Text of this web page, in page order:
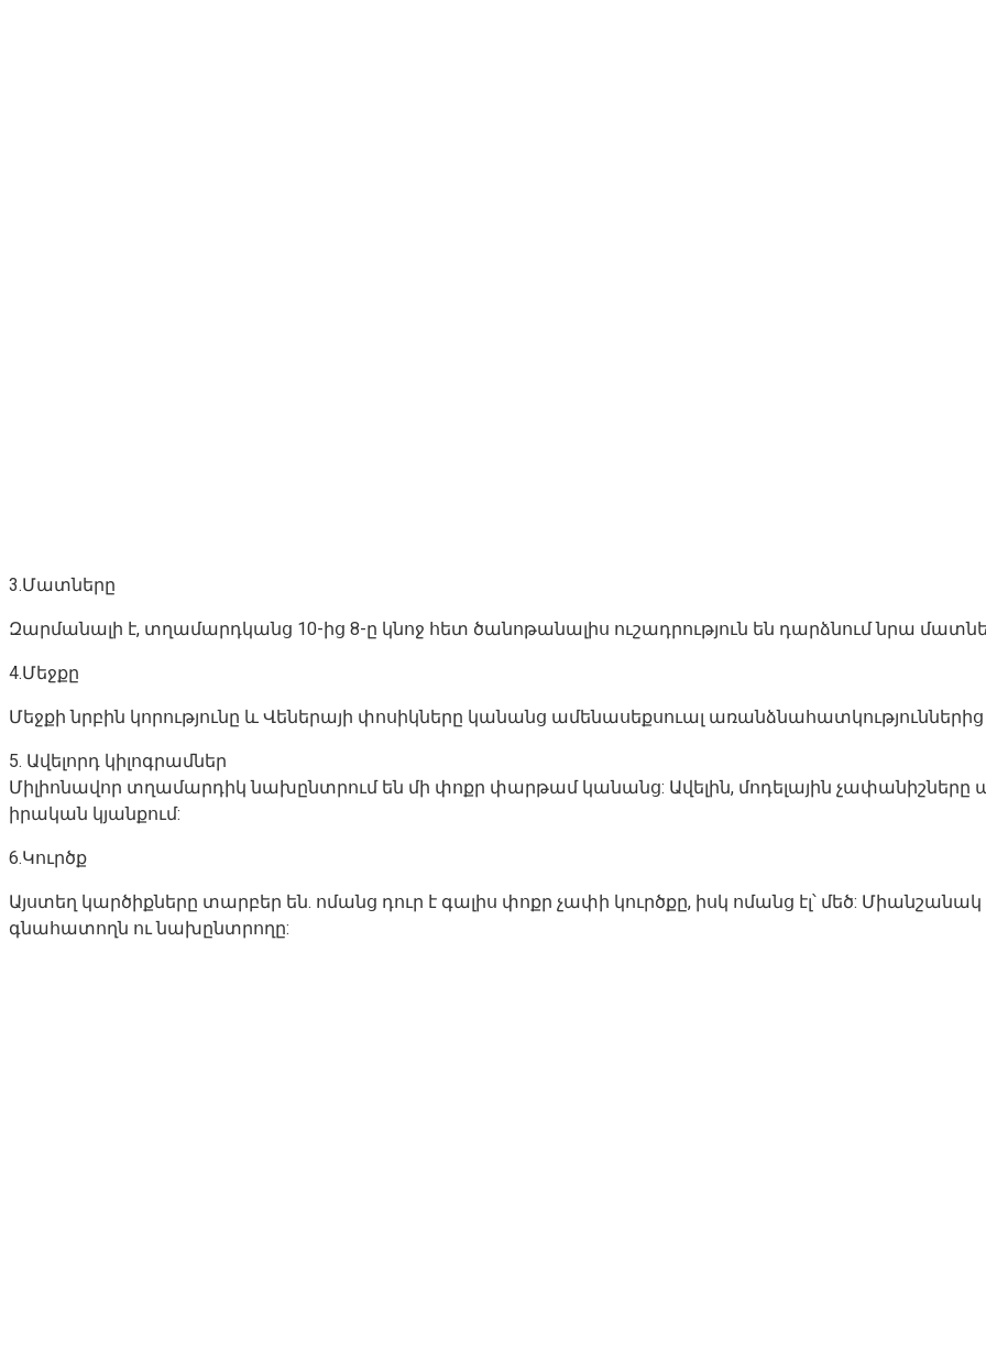
3.Մատները
Զարմանալի է, տղամարդկանց 10-ից 8-ը կնոջ հետ ծանոթանալիս ուշադրություն են դարձնում նրա
4.Մեջքը
Մեջքի նրբին կորությունը և Վեներայի փոսիկները կանանց ամենասեքսուալ առանձնահատկություններից
5. Ավելորդ կիլոգրամներ
Միլիոնավոր տղամարդիկ նախընտրում են մի փոքր փարթամ կանանց: Ավելին, մոդելային չափանիշները
իրական կյանքում:
6.Կուրծք
Այստեղ կարծիքները տարբեր են. ոմանց դուր է գալիս փոքր չափի կուրծքը, իսկ ոմանց էլ՝ մեծ: Միանշանակ
գնահատողն ու նախընտրողը: